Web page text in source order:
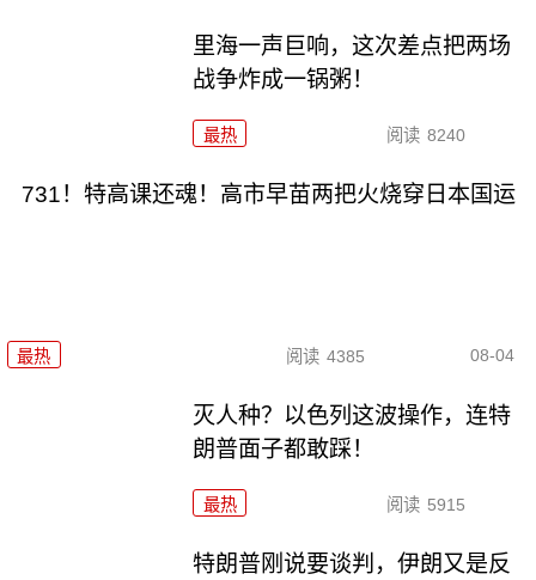
里海一声巨响，这次差点把两场
战争炸成一锅粥！
最热 阅读 8240
731！特高课还魂！高市早苗两把火烧穿日本国运
最热 阅读 4385 08-04
灭人种？以色列这波操作，连特
朗普面子都敢踩！
最热 阅读 5915
特朗普刚说要谈判，伊朗又是反